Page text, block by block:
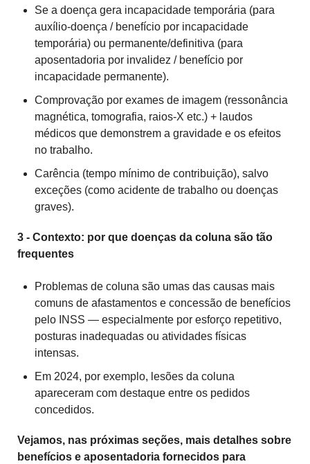
Se a doença gera incapacidade temporária (para
auxílio-doença / benefício por incapacidade
temporária) ou permanente/definitiva (para
aposentadoria por invalidez / benefício por
incapacidade permanente).
Comprovação por exames de imagem (ressonância
magnética, tomografia, raios-X etc.) + laudos
médicos que demonstrem a gravidade e os efeitos
no trabalho.
Carência (tempo mínimo de contribuição), salvo
exceções (como acidente de trabalho ou doenças
graves).
3 - Contexto: por que doenças da coluna são tão
frequentes
Problemas de coluna são umas das causas mais
comuns de afastamentos e concessão de benefícios
pelo INSS — especialmente por esforço repetitivo,
posturas inadequadas ou atividades físicas
intensas.
Em 2024, por exemplo, lesões da coluna
apareceram com destaque entre os pedidos
concedidos.
Vejamos, nas próximas seções, mais detalhes sobre
benefícios e aposentadoria fornecidos para